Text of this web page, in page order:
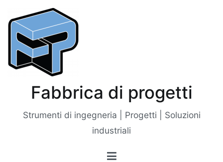
contenuto
Fabbrica di progetti
Strumenti di ingegneria | Progetti | Soluzioni
industriali